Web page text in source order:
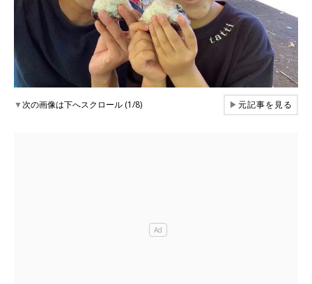
▼次の画像は下へスクロール (1/8) ▶元記事を見る